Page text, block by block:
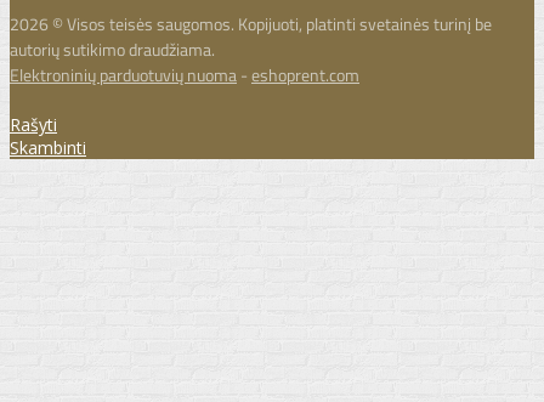
2026 © Visos teisės saugomos. Kopijuoti, platinti svetainės turinį be
autorių sutikimo draudžiama.
Elektroninių parduotuvių nuoma-eshoprent.com
Rašyti
Skambinti